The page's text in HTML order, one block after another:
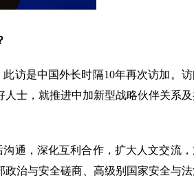
访是中国外长时隔10年再次访加。访
士，就推进中加新型战略伙伴关系及
通，深化互利合作，扩大人文交流，
治与安全磋商、高级别国家安全与